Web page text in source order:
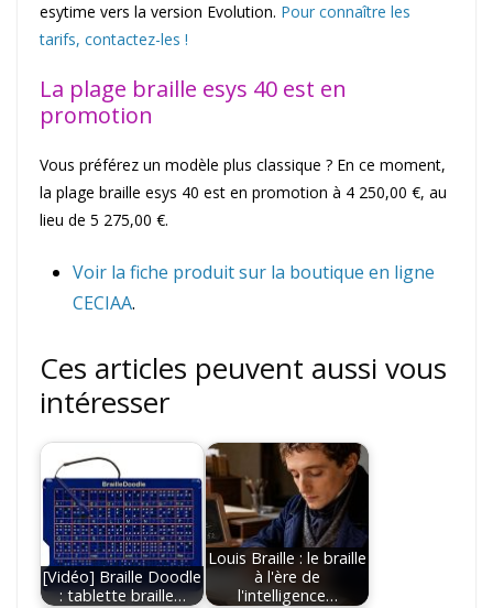
esytime vers la version Evolution. Pour connaître les
tarifs, contactez-les !
La plage braille esys 40 est en
promotion
Vous préférez un modèle plus classique ? En ce moment,
la plage braille esys 40 est en promotion à 4 250,00 €, au
lieu de 5 275,00 €.
Voir la fiche produit sur la boutique en ligne
CECIAA.
Ces articles peuvent aussi vous
intéresser
[Vidéo] Braille Doodle
: tablette braille…
Louis Braille : le braille
à l'ère de
l'intelligence…